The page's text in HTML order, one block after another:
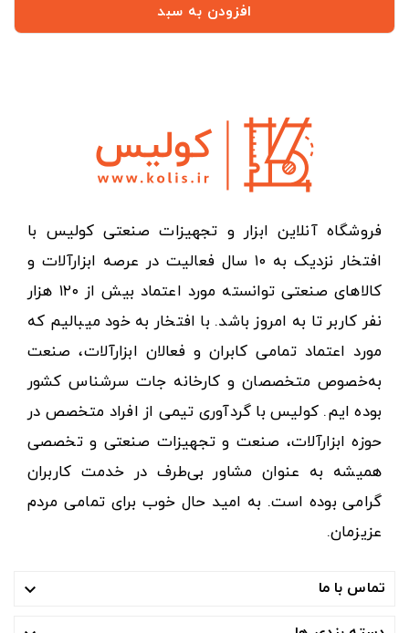
افزودن به سبد
فروشگاه آنلاین ابزار و تجهیزات صنعتی کولیس با
افتخار نزدیک به ۱۰ سال فعالیت در عرصه ابزارآلات و
کالاهای صنعتی توانسته مورد اعتماد بیش از ۱۲۰ هزار
نفر کاربر تا به امروز باشد. با افتخار به خود میبالیم که
مورد اعتماد تمامی کابران و فعالان ابزارآلات، صنعت
به‌خصوص متخصصان و کارخانه جات سرشناس کشور
بوده ایم. کولیس با گردآوری تیمی از افراد متخصص در
حوزه ابزارآلات، صنعت و تجهیزات صنعتی و تخصصی
همیشه به عنوان مشاور بی‌طرف در خدمت کاربران
گرامی بوده است. به امید حال خوب برای تمامی مردم
عزیزمان.
تماس با ما 